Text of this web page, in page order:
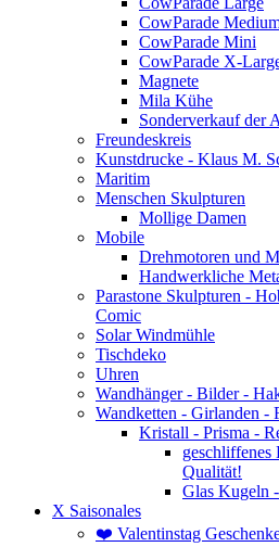
CowParade
CowParade Mini
CowParade X-
Magnete
Mila Kühe
Sonderverkauf der
Freundeskreis
Kunstdrucke - Klaus M.
Maritim
Menschen Skulpturen
Mollige Damen
Mobile
Drehmotoren und
Handwerkliche
Parastone Skulpturen -
Comic
Solar Windmühle
Tischdeko
Uhren
Wandhänger - Bilder -
Wandketten - Girlanden -
Kristall - Prisma -
geschliffenes
Qualität!
Glas Kugeln
X Saisonales
❤️ Valentinstag